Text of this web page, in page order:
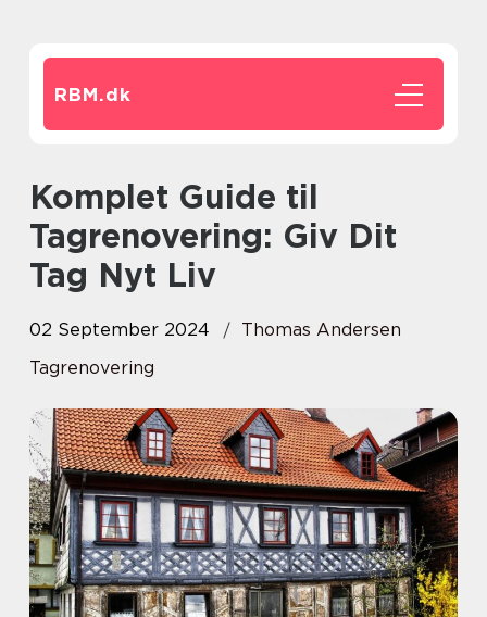
RBM.dk
Komplet Guide til
Tagrenovering: Giv Dit
Tag Nyt Liv
02 September 2024
Thomas Andersen
Tagrenovering